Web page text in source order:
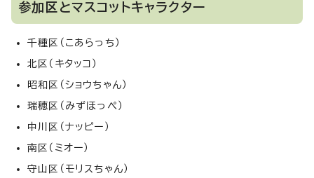
参加区とマスコットキャラクター
千種区（こあらっち）
北区（キタッコ）
昭和区（ショウちゃん）
瑞穂区（みずほっぺ）
中川区（ナッピー）
南区（ミオー）
守山区（モリスちゃん）